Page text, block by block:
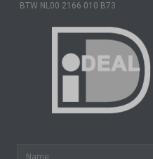
BTW NL00 2166 010 B73